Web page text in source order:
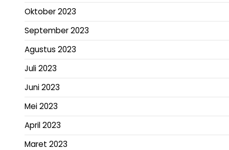
Oktober 2023
September 2023
Agustus 2023
Juli 2023
Juni 2023
Mei 2023
April 2023
Maret 2023